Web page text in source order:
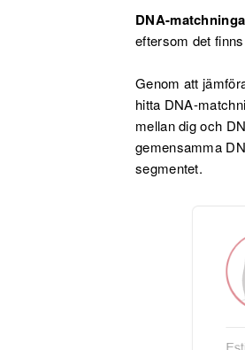
DNA-
eftersom det
Genom att
hitta DNA-
mellan dig och
gemensamma
segmentet.